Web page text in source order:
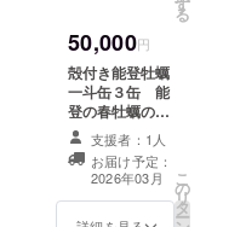
原産国：日本、
産地：石川県七
尾市
る
50,000円
殻付き能登牡蠣
一斗缶３缶 能
登の春牡蠣の旬
の時期に３回に
分けてお送りい
たします。 名称
（殻付き生牡
蠣） 内容量
支援者：1人
お届け予定：
2026年03月
こ
の
リ
タ
ー